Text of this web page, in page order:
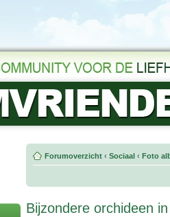
Forumoverzicht ‹ Sociaal ‹ Foto
Bijzondere orchideen